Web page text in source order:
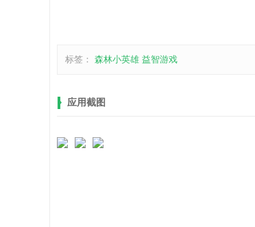
标签： 森林小英雄 益智游戏
应用截图